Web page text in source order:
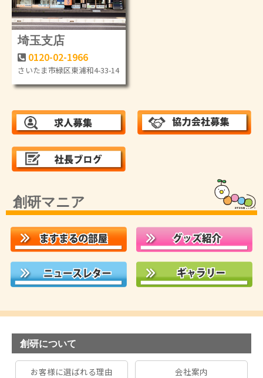
埼玉支店
0120-02-1966
さいたま市緑区東浦和4-33-14
創研マニア
創研について
お客様に選ばれる理由 会社案内